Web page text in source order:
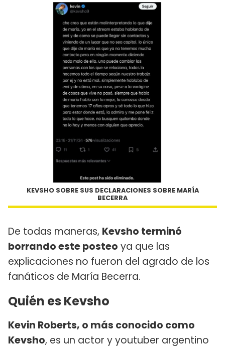
KEVSHO SOBRE SUS DECLARACIONES SOBRE MARÍA
BECERRA
De todas maneras, Kevsho terminó
borrando este posteo ya que las
explicaciones no fueron del agrado de los
fanáticos de María Becerra.
Quién es Kevsho
Kevin Roberts, o más conocido como
Kevsho, es un actor y youtuber argentino